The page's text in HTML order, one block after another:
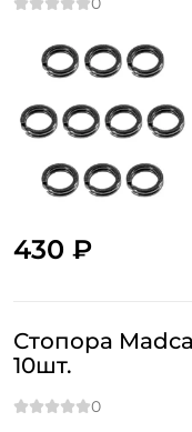
430 ₽
Стопора
10шт.